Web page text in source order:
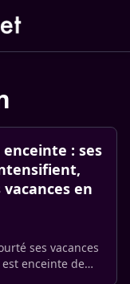
enceinte : ses
en
ses vacances
enceinte de